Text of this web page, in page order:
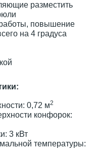
разместить
повышение
на 4 градуса
0,72 м2
конфорок:
3 кВт
температуры: